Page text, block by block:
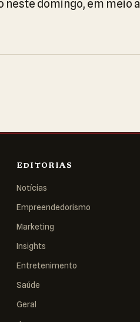
neste domingo, em meio a
EDITORIAS
Notícias
Empreendedorismo
Marketing
Insights
Entretenimento
Saúde
Geral